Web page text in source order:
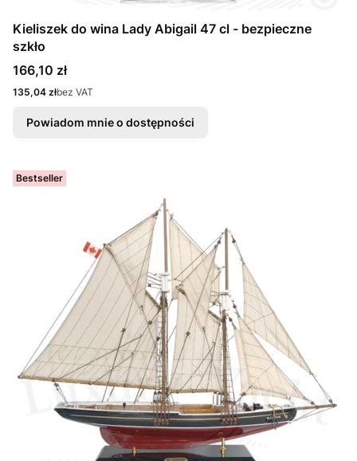
Kieliszek do wina Lady Abigail 47 cl - bezpieczne
szkło
Cena
166,10 zł
Cena
135,04 złbez VAT
Powiadom mnie o dostępności
Bestseller